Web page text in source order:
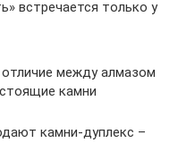
встречается только у
между алмазом
камни
камни-дуплекс –